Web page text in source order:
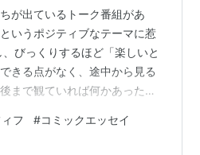
が出ているトーク番組があ
いうポジティブなテーマに惹
びっくりするほど「楽しいと
きる点がなく、途中から見る
まで観ていれば何かあったの
った。 女性の場合は男性以上
供あり、バツイチなどの属性
フ #コミックエッセイ